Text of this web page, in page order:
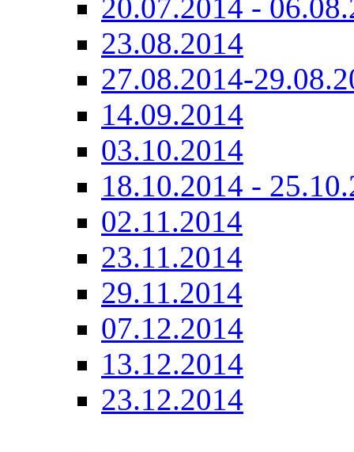
20.07.2014 -
23.08.2014
27.08.2014-
14.09.2014
03.10.2014
18.10.2014 -
02.11.2014
23.11.2014
29.11.2014
07.12.2014
13.12.2014
23.12.2014